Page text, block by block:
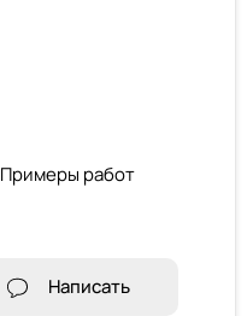
Примеры работ
Написать